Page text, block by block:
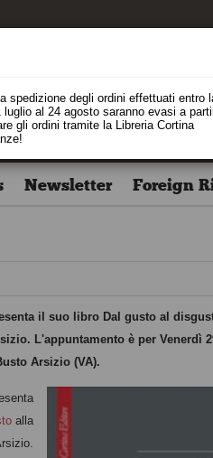
Newsletter Foreign
il suo libro Dal gusto al
L'appuntamento è per Venerdì
Arsizio (VA).
alla
spedizione degli ordini effettuati entro
al 24 agosto saranno evasi a
gli ordini tramite la Libreria Cortina